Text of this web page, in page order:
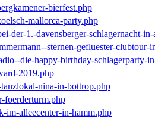
bierfest.php
mallorca-party.php
der-1.-davensberger-schlagernacht-
sternen-gefluester-clubtour-
die-happy-birthday-schlagerparty-
2019.php
nina-in-bottrop.php
foerderturm.php
im-alleecenter-in-hamm.php